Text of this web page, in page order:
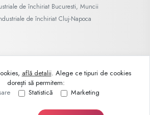
de închiriat Bucuresti, Muncii
de închiriat Cluj-Napoca
creat în
află detalii. Alege ce tipuri de cookies
dorești să permitem:
Statistică Marketing